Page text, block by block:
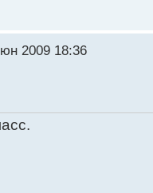
2009 18:36